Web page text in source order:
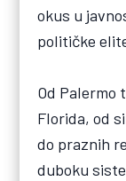
okus u
političke
Od Palermo
Florida, od
do praznih
duboku